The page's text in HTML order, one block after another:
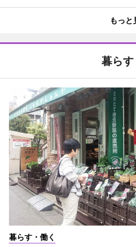
もっと
暮らす
暮らす・働く